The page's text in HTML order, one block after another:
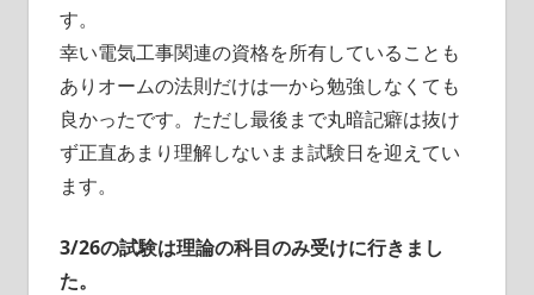
す。
幸い電気工事関連の資格を所有していることも
ありオームの法則だけは一から勉強しなくても
良かったです。ただし最後まで丸暗記癖は抜け
ず正直あまり理解しないまま試験日を迎えてい
ます。
3/26の試験は理論の科目のみ受けに行きまし
た。